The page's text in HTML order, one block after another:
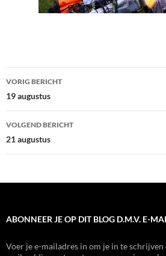
Bericht
navigatie
VORIG BERICHT
19 augustus
VOLGEND BERICHT
21 augustus
ABONNEER JE OP DIT BLOG D.M.V. E-
Voer je e-mailadres in om je in te schrijven